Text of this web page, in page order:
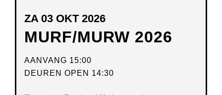
MURF/MURW 2026
ZA 03 OKT 2026
AANVANG 15:00
DEUREN OPEN 14:30